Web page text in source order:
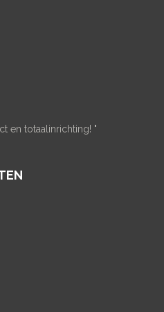
en totaalinrichting! "